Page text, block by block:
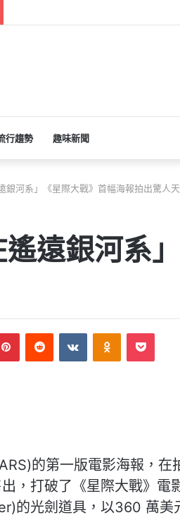
行趨勢 趣味新聞
銀河系」《星際大戰》首幅海報拍出驚人
遙遠銀河系
PinterestReddit VKontakteOdnoklassniki
Pocket
的第一版電影海報，
，打破了《星際大戰》電
的光劍道具，以360 萬美